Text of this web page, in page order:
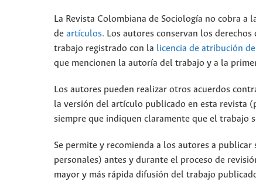
La Revista Colombiana de Sociología no cobra
de artículos. Los autores conservan los
trabajo registrado con la licencia de atribución
que mencionen la autoría del trabajo y a la
Los autores pueden realizar otros acuerdos
la versión del artículo publicado en esta
siempre que indiquen claramente que el trabajo
Se permite y recomienda a los autores a
personales) antes y durante el proceso de
mayor y más rápida difusión del trabajo